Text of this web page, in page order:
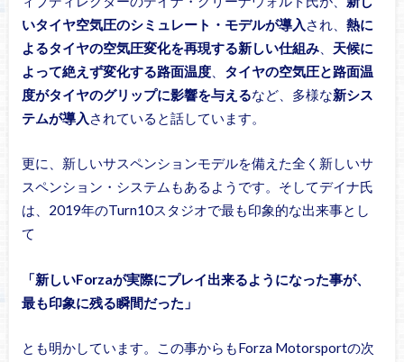
いタイヤ空気圧のシミュレート・モデルが導入 され、 熱に
よるタイヤの空気圧変化を再現する新しい仕組み、 天候に
よって絶えず変化する路面温度、 タイヤの空気圧と路面温
度がタイヤのグリップに影響を与えるなど、多様な新シス
テムが導入 されていると話しています。
更に、新しいサスペンションモデルを備えた全く新しいサ
スペンション・システムもあるようです。そしてデイナ氏
は、2019年のTurn10スタジオで最も印象的な出来事とし
て
「新しいForzaが実際にプレイ出来るようになった事が、
最も印象に残る瞬間だった」
とも明かしています。この事からもForza Motorsportの次